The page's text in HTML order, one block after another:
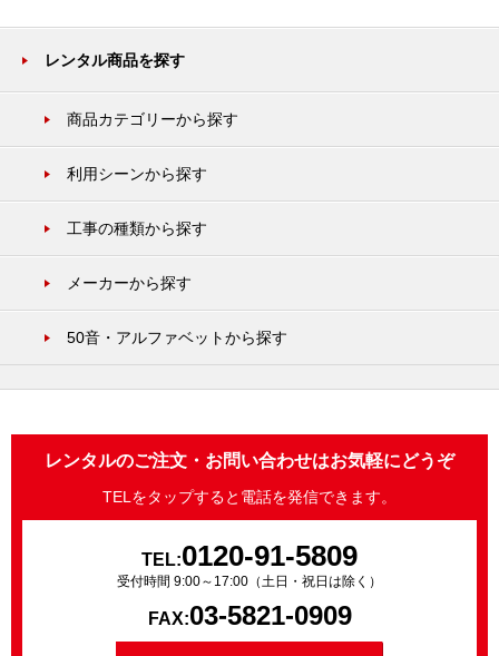
レンタル商品を探す
商品カテゴリーから探す
利用シーンから探す
工事の種類から探す
メーカーから探す
50音・アルファベットから探す
レンタルのご注文・お問い合わせはお気軽にどうぞ
TELをタップすると電話を発信できます。
TEL:0120-91-5809
受付時間 9:00～17:00（土日・祝日は除く）
FAX:03-5821-0909